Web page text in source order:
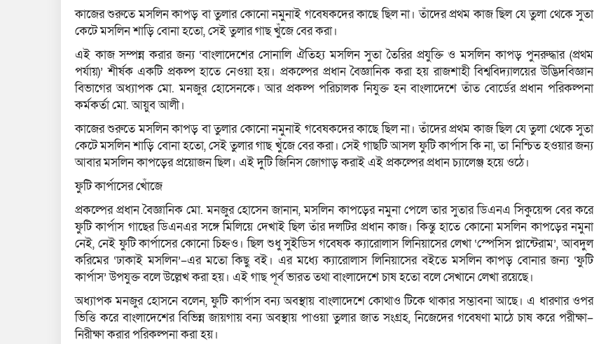
কাজের শুরুতে মসলিন কাপড় বা তুলার কোনো নমুনাই গবেষকদের কাছে ছিল না। তাঁদের প্রথম কাজ ছিল যে তুলা থেকে সুতা
কেটে মসলিন শাড়ি বোনা হতো, সেই তুলার গাছ খুঁজে বের করা।
এই কাজ সম্পন্ন করার জন্য ‘বাংলাদেশের সোনালি ঐতিহ্য মসলিন সুতা তৈরির প্রযুক্তি ও মসলিন কাপড় পুনরুদ্ধার (প্রথম
পর্যায়)’ শীর্ষক একটি প্রকল্প হাতে নেওয়া হয়। প্রকল্পের প্রধান বৈজ্ঞানিক করা হয় রাজশাহী বিশ্ববিদ্যালয়ের উদ্ভিদবিজ্ঞান
বিভাগের অধ্যাপক মো. মনজুর হোসেনকে। আর প্রকল্প পরিচালক নিযুক্ত হন বাংলাদেশে তাঁত বোর্ডের প্রধান পরিকল্পনা
কর্মকর্তা মো. আয়ুব আলী।
কাজের শুরুতে মসলিন কাপড় বা তুলার কোনো নমুনাই গবেষকদের কাছে ছিল না। তাঁদের প্রথম কাজ ছিল যে তুলা থেকে সুতা
কেটে মসলিন শাড়ি বোনা হতো, সেই তুলার গাছ খুঁজে বের করা। সেই গাছটি আসল ফুটি কার্পাস কি না, তা নিশ্চিত হওয়ার জন্য
আবার মসলিন কাপড়ের প্রয়োজন ছিল। এই দুটি জিনিস জোগাড় করাই এই প্রকল্পের প্রধান চ্যালেঞ্জ হয়ে ওঠে।
ফুটি কার্পাসের খোঁজে
প্রকল্পের প্রধান বৈজ্ঞানিক মো. মনজুর হোসেন জানান, মসলিন কাপড়ের নমুনা পেলে তার সুতার ডিএনএ সিকুয়েন্স বের করে
ফুটি কার্পাস গাছের ডিএনএর সঙ্গে মিলিয়ে দেখাই ছিল তাঁর দলটির প্রধান কাজ। কিন্তু হাতে কোনো মসলিন কাপড়ের নমুনা
নেই, নেই ফুটি কার্পাসের কোনো চিহ্নও। ছিল শুধু সুইডিস গবেষক ক্যারোলাস লিনিয়াসের লেখা ‘স্পেসিস প্লান্টেরাম’, আবদুল
করিমের ‘ঢাকাই মসলিন’–এর মতো কিছু বই। এর মধ্যে ক্যারোলাস লিনিয়াসের বইতে মসলিন কাপড় বোনার জন্য ‘ফুটি
কার্পাস’ উপযুক্ত বলে উল্লেখ করা হয়। এই গাছ পূর্ব ভারত তথা বাংলাদেশে চাষ হতো বলে সেখানে লেখা রয়েছে।
অধ্যাপক মনজুর হোসনে বলেন, ফুটি কার্পাস বন্য অবস্থায় বাংলাদেশে কোথাও টিকে থাকার সম্ভাবনা আছে। এ ধারণার ওপর
ভিত্তি করে বাংলাদেশের বিভিন্ন জায়গায় বন্য অবস্থায় পাওয়া তুলার জাত সংগ্রহ, নিজেদের গবেষণা মাঠে চাষ করে পরীক্ষা–
নিরীক্ষা করার পরিকল্পনা করা হয়।